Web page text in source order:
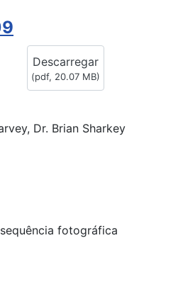
Descarregar
(pdf, 20.07 MB)
Dr. Brian Sharkey
fotográfica